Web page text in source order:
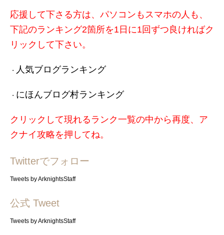
応援して下さる方は、パソコンもスマホの人も、
下記のランキング2箇所を1日に1回ずつ良ければク
リックして下さい。
・ 人気ブログランキング
・ にほんブログ村ランキング
クリックして現れるランク一覧の中から再度、ア
クナイ攻略を押してね。
Twitterでフォロー
Tweets by ArknightsStaff
公式 Tweet
Tweets by ArknightsStaff